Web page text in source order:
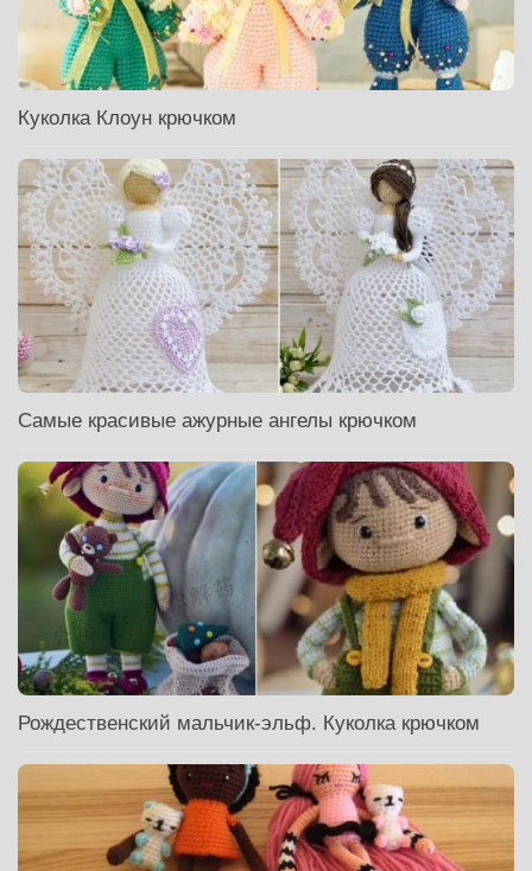
Куколка Клоун крючком
Самые красивые ажурные ангелы крючком
Рождественский мальчик-эльф. Куколка крючком